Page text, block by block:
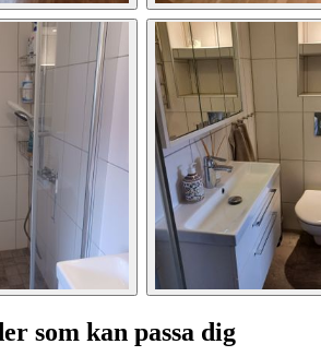
som kan passa dig